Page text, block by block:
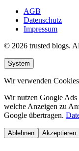
AGB
Datenschutz
Impressum
© 2026 trusted blogs.
System
Wir verwenden Cookies
Wir nutzen Google Ads
welche Anzeigen zu
Google übertragen.
Ablehnen Akzeptieren